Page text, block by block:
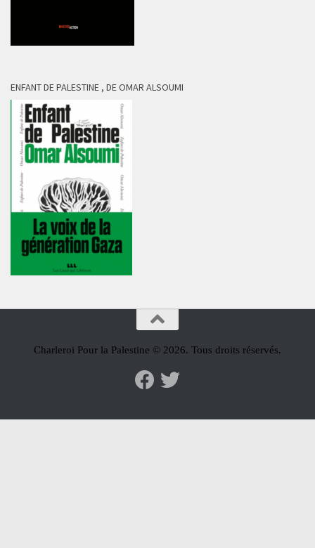
ENFANT DE PALESTINE , DE OMAR ALSOUMI
Charleroi Pour la Palestine © 2026. Tous droits réservés.